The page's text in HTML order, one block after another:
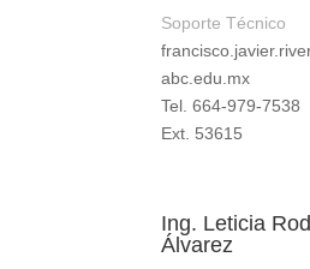
Soporte Técnico
abc.edu.mx
Tel. 664-979-7538
Ext. 53615
Ing. Leticia
Álvarez